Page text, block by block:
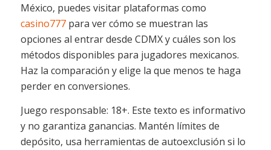
México, puedes visitar plataformas como
casino777para ver cómo se muestran las
opciones al entrar desde CDMX y cuáles son los
métodos disponibles para jugadores mexicanos.
Haz la comparación y elige la que menos te haga
perder en conversiones.
Juego responsable: 18+. Este texto es informativo
y no garantiza ganancias. Mantén límites de
depósito, usa herramientas de autoexclusión si lo